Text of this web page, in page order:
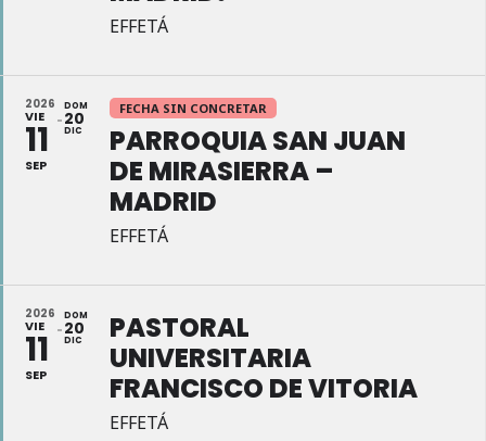
EFFETÁ
2026
VIE
11
SEP
DOM
20
DIC
FECHA SIN CONCRETAR
PARROQUIA SAN JUAN
DE MIRASIERRA –
MADRID
EFFETÁ
2026
VIE
11
SEP
DOM
20
DIC
PASTORAL
UNIVERSITARIA
FRANCISCO DE VITORIA
EFFETÁ